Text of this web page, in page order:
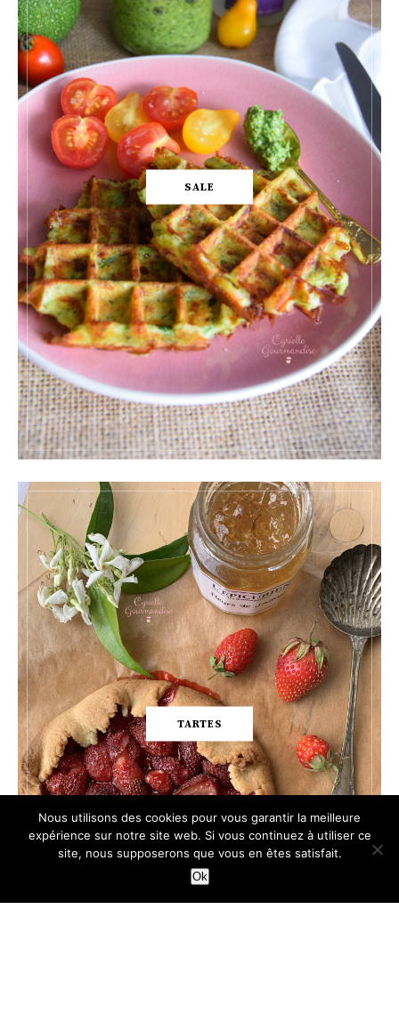
SALE
TARTES
Nous utilisons des cookies pour vous garantir la meilleure
expérience sur notre site web. Si vous continuez à utiliser ce
site, nous supposerons que vous en êtes satisfait.
Ok